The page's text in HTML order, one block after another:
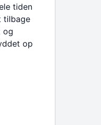
tiden
tilbage
og
op